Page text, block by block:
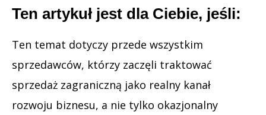
Ten artykuł jest dla Ciebie, jeśli:
Ten temat dotyczy przede wszystkim
sprzedawców, którzy zaczęli traktować
sprzedaż zagraniczną jako realny kanał
rozwoju biznesu, a nie tylko okazjonalny